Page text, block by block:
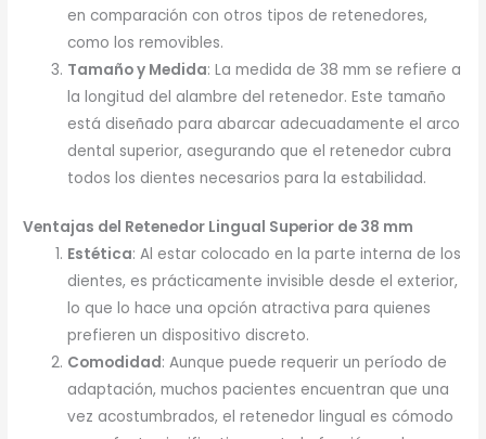
en comparación con otros tipos de retenedores,
como los removibles.
Tamaño y Medida: La medida de 38 mm se refiere a
la longitud del alambre del retenedor. Este tamaño
está diseñado para abarcar adecuadamente el arco
dental superior, asegurando que el retenedor cubra
todos los dientes necesarios para la estabilidad.
Ventajas del Retenedor Lingual Superior de 38 mm
Estética: Al estar colocado en la parte interna de los
dientes, es prácticamente invisible desde el exterior,
lo que lo hace una opción atractiva para quienes
prefieren un dispositivo discreto.
Comodidad: Aunque puede requerir un período de
adaptación, muchos pacientes encuentran que una
vez acostumbrados, el retenedor lingual es cómodo